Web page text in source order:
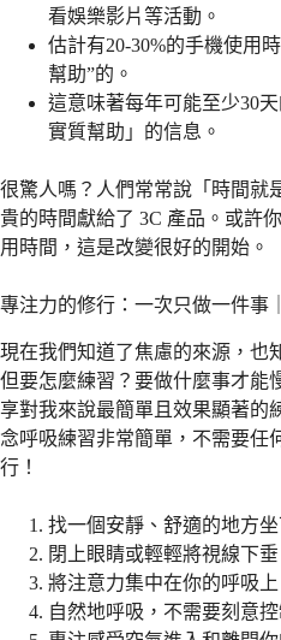
看娛樂影片等活動。
估計有20-30%的手機使用
幫助”的。
這意味著每年可能至少30
實質幫助」的信息。
很驚人嗎？人們常常說「時間就
貴的時間獻給了 3C 產品。或許
用時間，這是改變很好的開始。
專注力的修行：一次只做一件事
現在我們知道了焦慮的來源，也
但要怎麼練習？要做什麼事才能
享對我來說最簡單且效果顯著的
念呼吸練習非常簡單，不需要任
行！
找一個安靜、舒適的地方坐
閉上眼睛或輕輕將視線下垂
將注意力集中在你的呼吸上
自然地呼吸，不需要刻意